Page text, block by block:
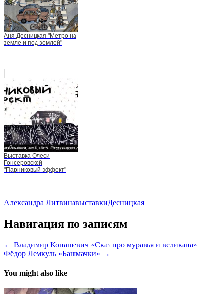
Аня Десницкая "Метро на
земле и под землей"
Выставка Олеси
Гонсеровской
"Парниковый эффект"
Александра ЛитвинавыставкиДесницкая
Навигация по записям
← Владимир Конашевич «Сказ про муравья и великана»
Фёдор Лемкуль «Башмачки» →
You might also like